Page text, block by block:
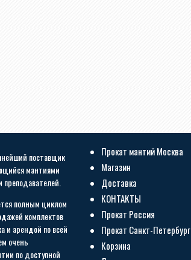
поставщик
мантиями
преподавателей.
полным циклом
комплектов
и арендой по всей
очень
по доступной
Прокат мантий Москва
Магазин
Доставка
КОНТАКТЫ
Прокат Россия
Прокат Санкт-Петербург
Корзина